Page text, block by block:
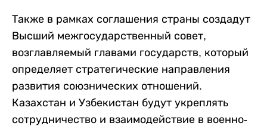
Также в рамках соглашения страны создадут
Высший межгосударственный совет,
возглавляемый главами государств, который
определяет стратегические направления
развития союзнических отношений.
Казахстан и Узбекистан будут укреплять
сотрудничество и взаимодействие в военно-